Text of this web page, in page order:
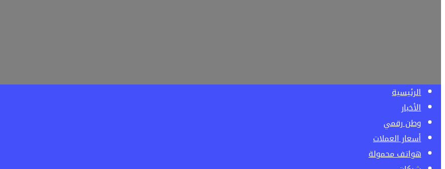
الرئيسية
الأخبار
وطن رقمي
أسعار العملات
هواتف محمولة